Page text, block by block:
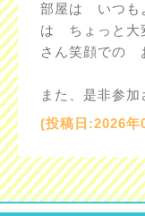
部屋は いつも
は ちょっと大
さん笑顔での
また、是非参
(投稿日:2026年